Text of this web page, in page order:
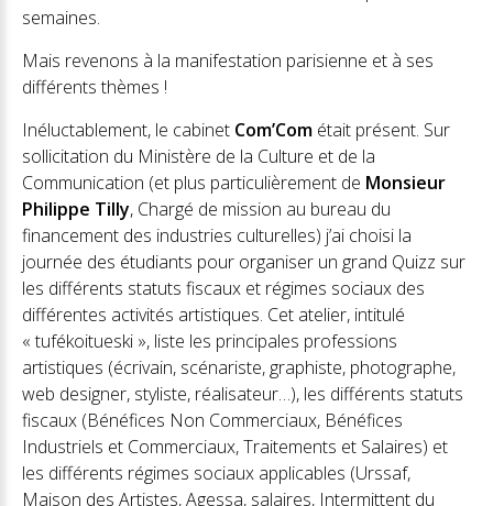
semaines.
Mais revenons à la manifestation parisienne et à ses
différents thèmes !
Inéluctablement, le cabinet Com’Com était présent. Sur
sollicitation du Ministère de la Culture et de la
Communication (et plus particulièrement de Monsieur
Philippe Tilly, Chargé de mission au bureau du
financement des industries culturelles) j’ai choisi la
journée des étudiants pour organiser un grand Quizz sur
les différents statuts fiscaux et régimes sociaux des
différentes activités artistiques. Cet atelier, intitulé
« tufékoitueski », liste les principales professions
artistiques (écrivain, scénariste, graphiste, photographe,
web designer, styliste, réalisateur…), les différents statuts
fiscaux (Bénéfices Non Commerciaux, Bénéfices
Industriels et Commerciaux, Traitements et Salaires) et
les différents régimes sociaux applicables (Urssaf,
Maison des Artistes, Agessa, salaires, Intermittent du